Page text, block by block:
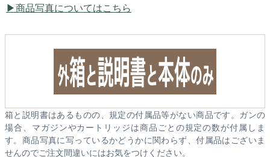
商品写真についてはこちら
箱と説明書はあるものの、規定の付属品等がない商品です。ガンの
場合、マガジンやカートリッジは商品ごとの規定の数が付属しま
す。商品写真に写っているかどうかに関わらず、付属品はございま
せんのでご注文間違いにはお気をつけください。